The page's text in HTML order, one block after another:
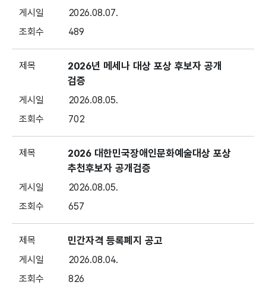
2026.08.07.
489
2026년 메세나 대상 포상 후보자 공개
검증
2026.08.05.
702
2026 대한민국장애인문화예술대상 포상
추천후보자 공개검증
2026.08.05.
657
민간자격 등록폐지 공고
2026.08.04.
826